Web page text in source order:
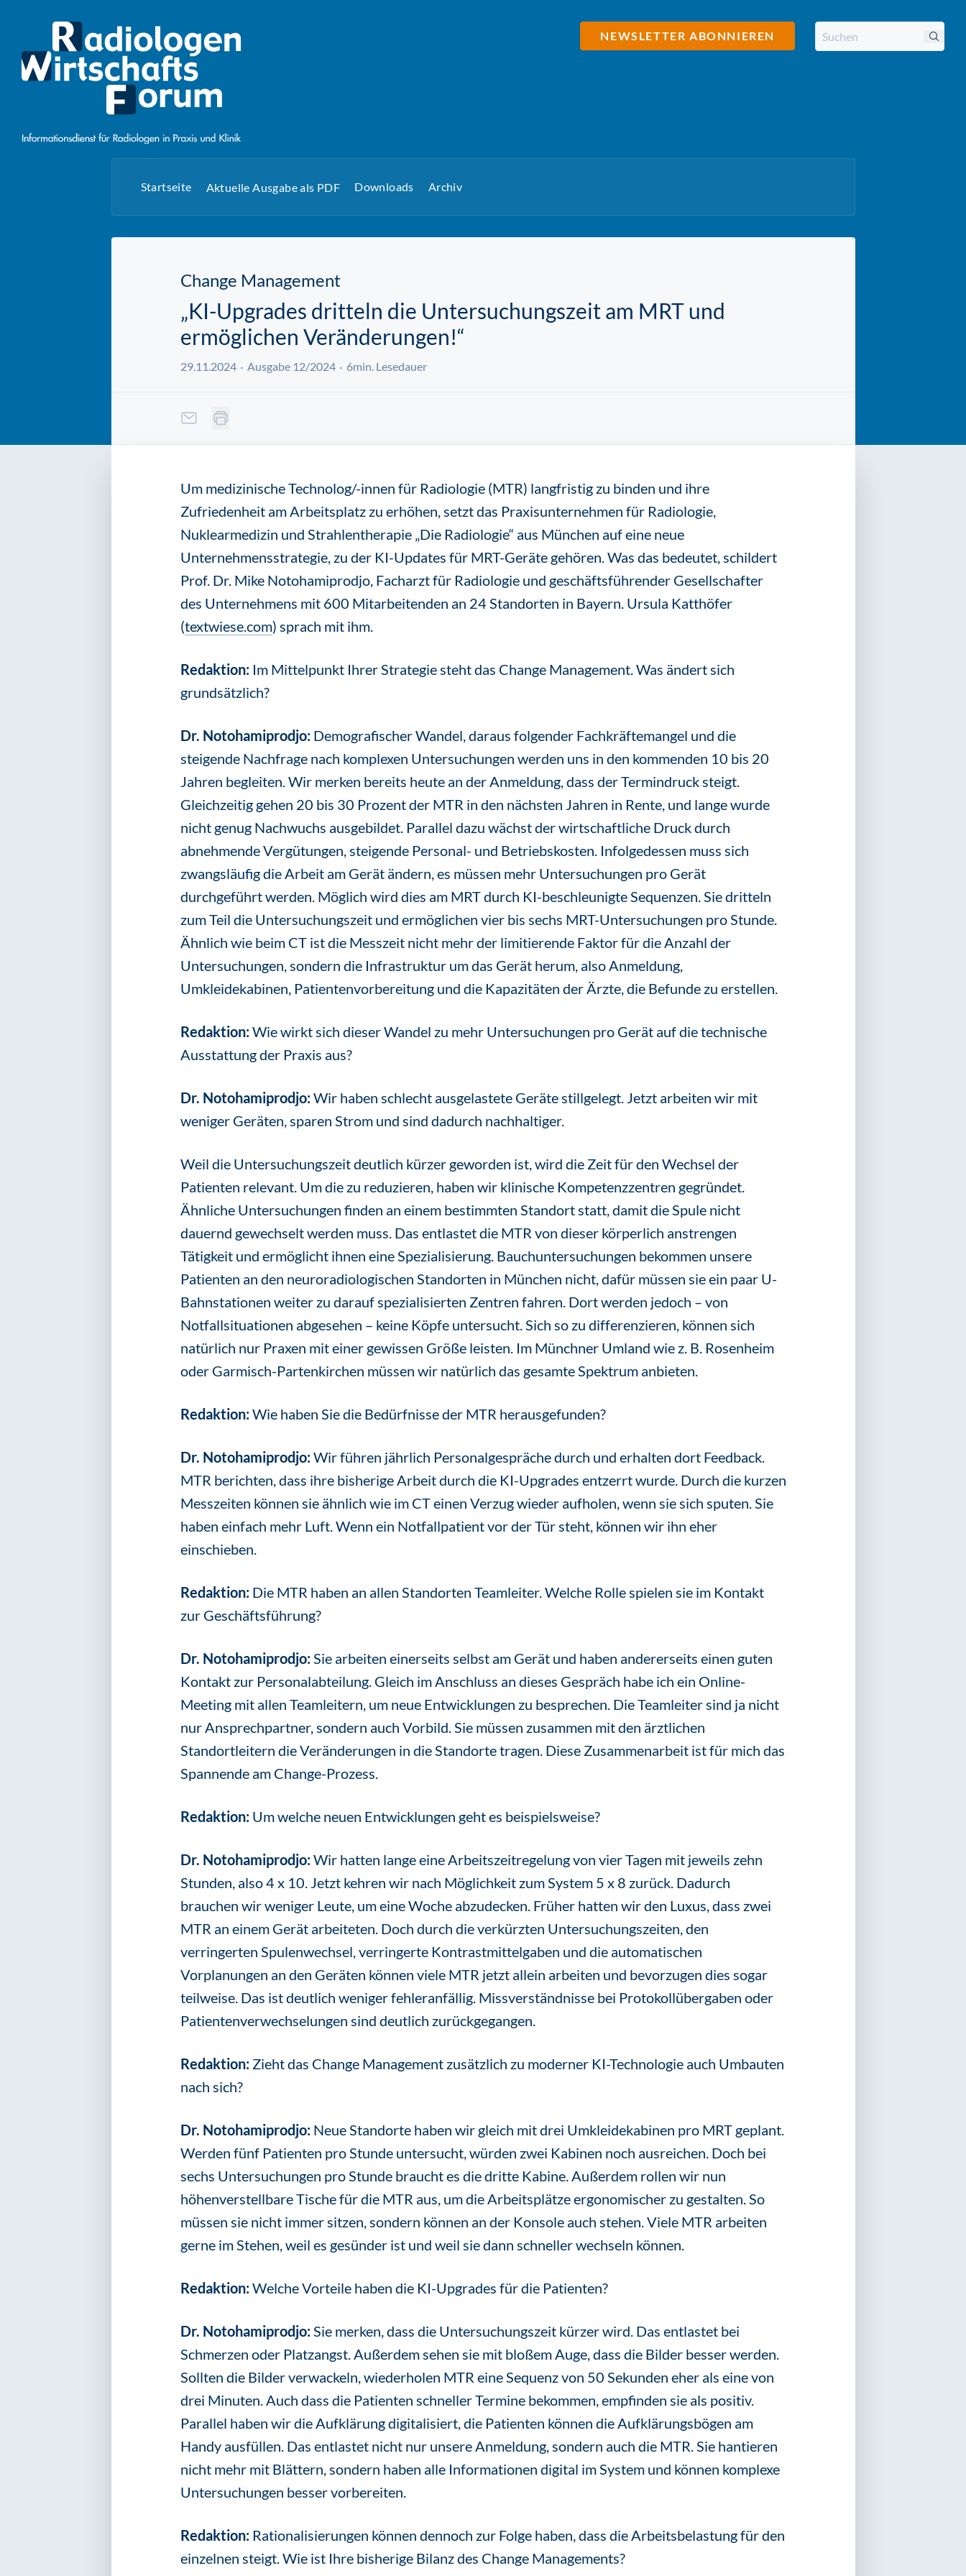
NEWSLETTER ABONNIEREN
Startseite Aktuelle Ausgabe als PDF Downloads Archiv
Change Management
„KI-Upgrades dritteln die Untersuchungszeit am MRT und
ermöglichen Veränderungen!“
29.11.2024 Ausgabe 12/2024 6min. Lesedauer
Um medizinische Technolog/-innen für Radiologie (MTR) langfristig zu binden und ihre
Zufriedenheit am Arbeitsplatz zu erhöhen, setzt das Praxisunternehmen für Radiologie,
Nuklearmedizin und Strahlentherapie „Die Radiologie“ aus München auf eine neue
Unternehmensstrategie, zu der KI-Updates für MRT-Geräte gehören. Was das bedeutet, schildert
Prof. Dr. Mike Notohamiprodjo, Facharzt für Radiologie und geschäftsführender Gesellschafter
des Unternehmens mit 600 Mitarbeitenden an 24 Standorten in Bayern. Ursula Katthöfer
(textwiese.com) sprach mit ihm.
Redaktion:Im Mittelpunkt Ihrer Strategie steht das Change Management. Was ändert sich
grundsätzlich?
Dr. Notohamiprodjo:Demografischer Wandel, daraus folgender Fachkräftemangel und die
steigende Nachfrage nach komplexen Untersuchungen werden uns in den kommenden 10 bis 20
Jahren begleiten. Wir merken bereits heute an der Anmeldung, dass der Termindruck steigt.
Gleichzeitig gehen 20 bis 30 Prozent der MTR in den nächsten Jahren in Rente, und lange wurde
nicht genug Nachwuchs ausgebildet. Parallel dazu wächst der wirtschaftliche Druck durch
abnehmende Vergütungen, steigende Personal- und Betriebskosten. Infolgedessen muss sich
zwangsläufig die Arbeit am Gerät ändern, es müssen mehr Untersuchungen pro Gerät
durchgeführt werden. Möglich wird dies am MRT durch KI-beschleunigte Sequenzen. Sie dritteln
zum Teil die Untersuchungszeit und ermöglichen vier bis sechs MRT-Untersuchungen pro Stunde.
Ähnlich wie beim CT ist die Messzeit nicht mehr der limitierende Faktor für die Anzahl der
Untersuchungen, sondern die Infrastruktur um das Gerät herum, also Anmeldung,
Umkleidekabinen, Patientenvorbereitung und die Kapazitäten der Ärzte, die Befunde zu erstellen.
Redaktion:Wie wirkt sich dieser Wandel zu mehr Untersuchungen pro Gerät auf die technische
Ausstattung der Praxis aus?
Dr. Notohamiprodjo:Wir haben schlecht ausgelastete Geräte stillgelegt. Jetzt arbeiten wir mit
weniger Geräten, sparen Strom und sind dadurch nachhaltiger.
Weil die Untersuchungszeit deutlich kürzer geworden ist, wird die Zeit für den Wechsel der
Patienten relevant. Um die zu reduzieren, haben wir klinische Kompetenzzentren gegründet.
Ähnliche Untersuchungen finden an einem bestimmten Standort statt, damit die Spule nicht
dauernd gewechselt werden muss. Das entlastet die MTR von dieser körperlich anstrengen
Tätigkeit und ermöglicht ihnen eine Spezialisierung. Bauchuntersuchungen bekommen unsere
Patienten an den neuroradiologischen Standorten in München nicht, dafür müssen sie ein paar U-
Bahnstationen weiter zu darauf spezialisierten Zentren fahren. Dort werden jedoch – von
Notfallsituationen abgesehen – keine Köpfe untersucht. Sich so zu differenzieren, können sich
natürlich nur Praxen mit einer gewissen Größe leisten. Im Münchner Umland wie z. B. Rosenheim
oder Garmisch-Partenkirchen müssen wir natürlich das gesamte Spektrum anbieten.
Redaktion:Wie haben Sie die Bedürfnisse der MTR herausgefunden?
Dr. Notohamiprodjo:Wir führen jährlich Personalgespräche durch und erhalten dort Feedback.
MTR berichten, dass ihre bisherige Arbeit durch die KI-Upgrades entzerrt wurde. Durch die kurzen
Messzeiten können sie ähnlich wie im CT einen Verzug wieder aufholen, wenn sie sich sputen. Sie
haben einfach mehr Luft. Wenn ein Notfallpatient vor der Tür steht, können wir ihn eher
einschieben.
Redaktion: Die MTR haben an allen Standorten Teamleiter. Welche Rolle spielen sie im Kontakt
zur Geschäftsführung?
Dr. Notohamiprodjo:Sie arbeiten einerseits selbst am Gerät und haben andererseits einen guten
Kontakt zur Personalabteilung. Gleich im Anschluss an dieses Gespräch habe ich ein Online-
Meeting mit allen Teamleitern, um neue Entwicklungen zu besprechen. Die Teamleiter sind ja nicht
nur Ansprechpartner, sondern auch Vorbild. Sie müssen zusammen mit den ärztlichen
Standortleitern die Veränderungen in die Standorte tragen. Diese Zusammenarbeit ist für mich das
Spannende am Change-Prozess.
Redaktion: Um welche neuen Entwicklungen geht es beispielsweise?
Dr. Notohamiprodjo:Wir hatten lange eine Arbeitszeitregelung von vier Tagen mit jeweils zehn
Stunden, also 4 x 10. Jetzt kehren wir nach Möglichkeit zum System 5 x 8 zurück. Dadurch
brauchen wir weniger Leute, um eine Woche abzudecken. Früher hatten wir den Luxus, dass zwei
MTR an einem Gerät arbeiteten. Doch durch die verkürzten Untersuchungszeiten, den
verringerten Spulenwechsel, verringerte Kontrastmittelgaben und die automatischen
Vorplanungen an den Geräten können viele MTR jetzt allein arbeiten und bevorzugen dies sogar
teilweise. Das ist deutlich weniger fehleranfällig. Missverständnisse bei Protokollübergaben oder
Patientenverwechselungen sind deutlich zurückgegangen.
Redaktion: Zieht das Change Management zusätzlich zu moderner KI-Technologie auch Umbauten
nach sich?
Dr. Notohamiprodjo: Neue Standorte haben wir gleich mit drei Umkleidekabinen pro MRT geplant.
Werden fünf Patienten pro Stunde untersucht, würden zwei Kabinen noch ausreichen. Doch bei
sechs Untersuchungen pro Stunde braucht es die dritte Kabine. Außerdem rollen wir nun
höhenverstellbare Tische für die MTR aus, um die Arbeitsplätze ergonomischer zu gestalten. So
müssen sie nicht immer sitzen, sondern können an der Konsole auch stehen. Viele MTR arbeiten
gerne im Stehen, weil es gesünder ist und weil sie dann schneller wechseln können.
Redaktion:Welche Vorteile haben die KI-Upgrades für die Patienten?
Dr. Notohamiprodjo:Sie merken, dass die Untersuchungszeit kürzer wird. Das entlastet bei
Schmerzen oder Platzangst. Außerdem sehen sie mit bloßem Auge, dass die Bilder besser werden.
Sollten die Bilder verwackeln, wiederholen MTR eine Sequenz von 50 Sekunden eher als eine von
drei Minuten. Auch dass die Patienten schneller Termine bekommen, empfinden sie als positiv.
Parallel haben wir die Aufklärung digitalisiert, die Patienten können die Aufklärungsbögen am
Handy ausfüllen. Das entlastet nicht nur unsere Anmeldung, sondern auch die MTR. Sie hantieren
nicht mehr mit Blättern, sondern haben alle Informationen digital im System und können komplexe
Untersuchungen besser vorbereiten.
Redaktion: Rationalisierungen können dennoch zur Folge haben, dass die Arbeitsbelastung für den
einzelnen steigt. Wie ist Ihre bisherige Bilanz des Change Managements?